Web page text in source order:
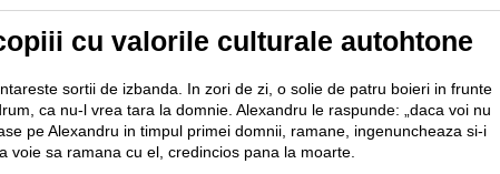
cu valorile culturale autohtone
sortii de izbanda. In zori de zi, o solie de patru boieri in frunte
ca nu-l vrea tara la domnie. Alexandru le raspunde: „daca voi nu
pe Alexandru in timpul primei domnii, ramane, ingenuncheaza si-i
sa ramana cu el, credincios pana la moarte.